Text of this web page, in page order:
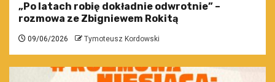
„Po latach robię dokładnie odwrotnie” –
rozmowa ze Zbigniewem Rokitą
09/06/2026 Tymoteusz Kordowski